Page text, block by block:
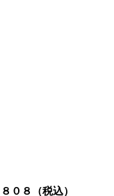
０８（税込）